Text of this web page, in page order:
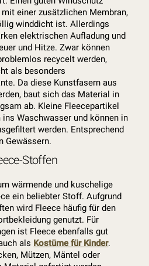
einer zusätzlichen Membran,
winddicht ist. Allerdings
elektrischen Aufladung und
und Hitze. Zwar können
recycelt werden,
als besonders
Da diese Kunstfasern aus
baut sich das Material in
ab. Kleine Fleecepartikel
Waschwasser und können in
werden. Entsprechend
Gewässern.
Stoffen
wärmende und kuschelige
ein beliebter Stoff. Aufgrund
wird Fleece häufig für den
genutzt. Für
ist Fleece ebenfalls gut
als Kostüme für Kinder.
Mützen, Mäntel oder